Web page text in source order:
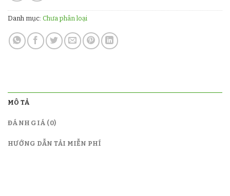
Danh mục: Chưa phân loại
MÔ TẢ
ĐÁNH GIÁ (0)
HƯỚNG DẪN TẢI MIỄN PHÍ